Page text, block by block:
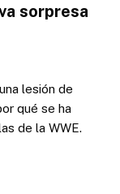
sorpresa
lesión de
qué se ha
de la WWE.